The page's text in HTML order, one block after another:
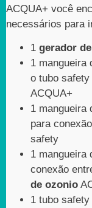
ACQUA+ você
necessários para
1 gerador
1 mangueira
o tubo safety
ACQUA+
1 mangueira
para
safety
1 mangueira
conexão
de ozonio
1 tubo